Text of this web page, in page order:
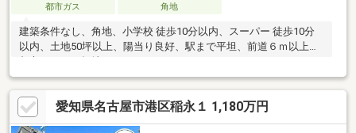
都市ガス
角地
建築条件なし、角地、小学校 徒歩10分以内、スーパー 徒歩10分
以内、土地50坪以上、陽当り良好、駅まで平坦、前道６ｍ以上、
愛知県名古屋市港区稲永１ 1,180万円